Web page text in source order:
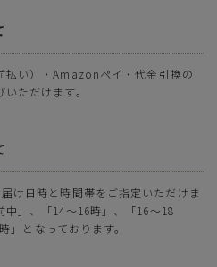
払い）・Amazonペイ・代金引換の
ただけます。
け日時と時間帯をご指定いただけま
」、「14～16時」、「16～18
」となっております。